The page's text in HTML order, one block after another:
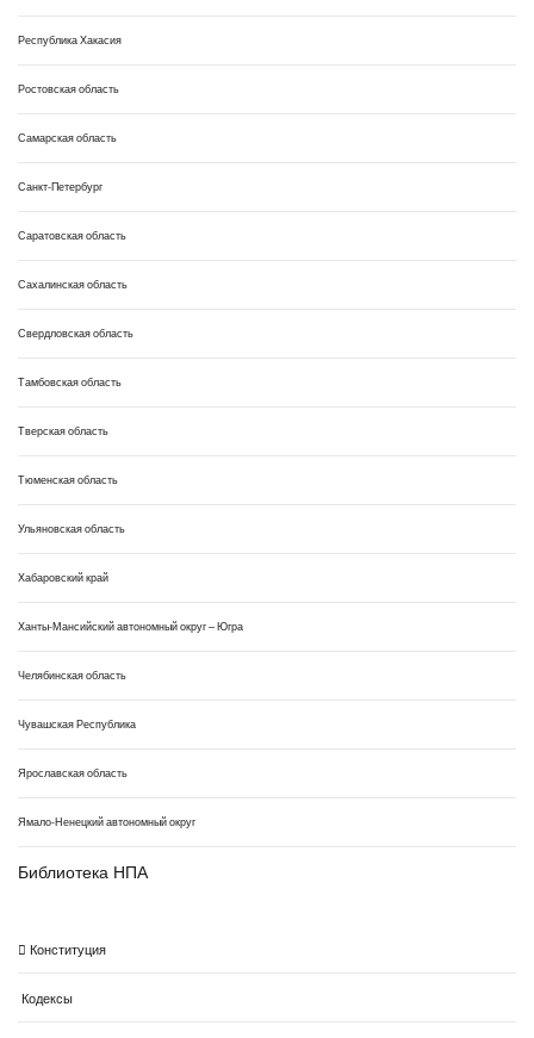
Республика Хакасия
Ростовская область
Самарская область
Санкт-Петербург
Саратовская область
Сахалинская область
Свердловская область
Тамбовская область
Тверская область
Тюменская область
Ульяновская область
Хабаровский край
Ханты-Мансийский автономный округ – Югра
Челябинская область
Чувашская Республика
Ярославская область
Ямало-Ненецкий автономный округ
Библиотека НПА
Конституция
Кодексы